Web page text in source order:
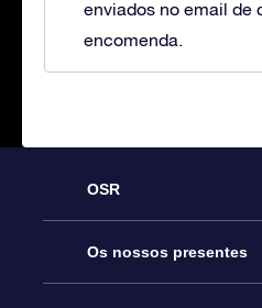
enviados no email de
encomenda.
OSR
Serviço
Os nossos presentes